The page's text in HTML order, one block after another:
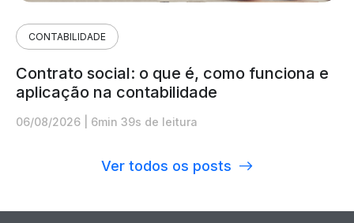
CONTABILIDADE
Contrato social: o que é, como funciona e
aplicação na contabilidade
06/08/2026 6min 39s de leitura
Ver todos os posts